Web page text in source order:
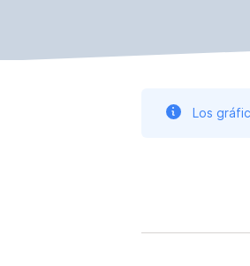
Los